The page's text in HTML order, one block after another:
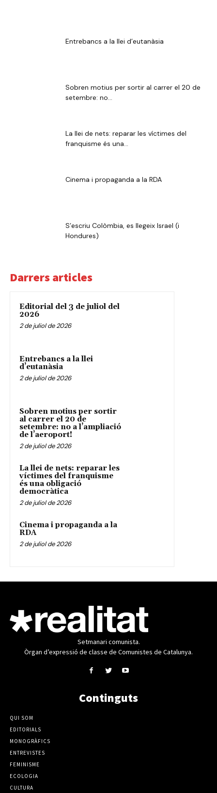
Entrebancs a la llei d’eutanàsia
Sobren motius per sortir al carrer el 20 de
setembre: no...
La llei de nets: reparar les víctimes del
franquisme és una...
Cinema i propaganda a la RDA
S’escriu Colòmbia, es llegeix Israel (i
Hondures)
Darrers articles
Editorial del 3 de juliol del
2026
2 de juliol de 2026
Entrebancs a la llei
d’eutanàsia
2 de juliol de 2026
Sobren motius per sortir
al carrer el 20 de
setembre: no a l’ampliació
de l’aeroport!
2 de juliol de 2026
La llei de nets: reparar les
víctimes del franquisme
és una obligació
democràtica
2 de juliol de 2026
Cinema i propaganda a la
RDA
2 de juliol de 2026
Setmanari comunista.
Òrgan d’expressió de classe de Comunistes de Catalunya.
Continguts
QUI SOM
EDITORIALS
MONOGRÀFICS
ENTREVISTES
FEMINISME
ECOLOGIA
CULTURA